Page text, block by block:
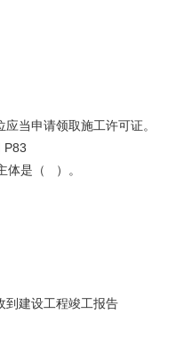
当申请领取施工许可证。
P83
体是（ ）。
到建设工程竣工报告